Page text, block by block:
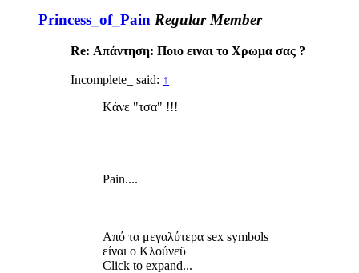
Princess_of_Pain Regular Member
Re: Απάντηση: Ποιο ειναι το Χρωμα σας ?
Incomplete_ said: ↑
Kάνε "τσα" !!!
Pain....
Από τα μεγαλύτερα sex symbols
είναι ο Κλούνεϋ
Click to expand...